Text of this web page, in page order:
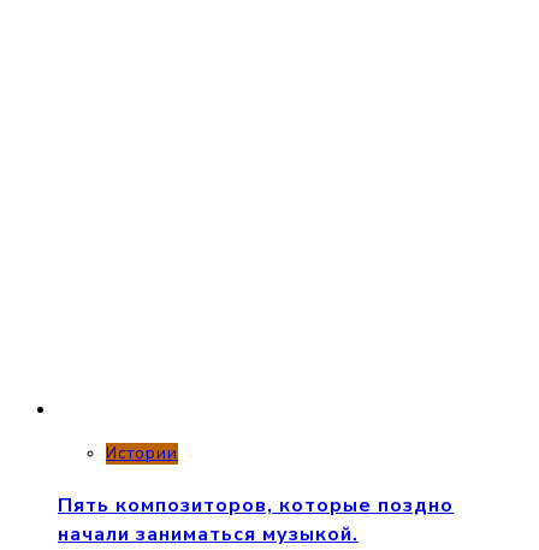
Истории
Пять композиторов, которые поздно
начали заниматься музыкой.